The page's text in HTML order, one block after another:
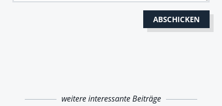
weitere interessante Beiträge